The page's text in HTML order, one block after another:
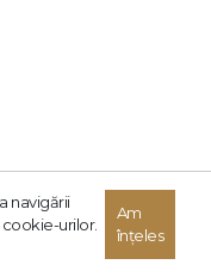
navigării
urilor.
Am
înțeles